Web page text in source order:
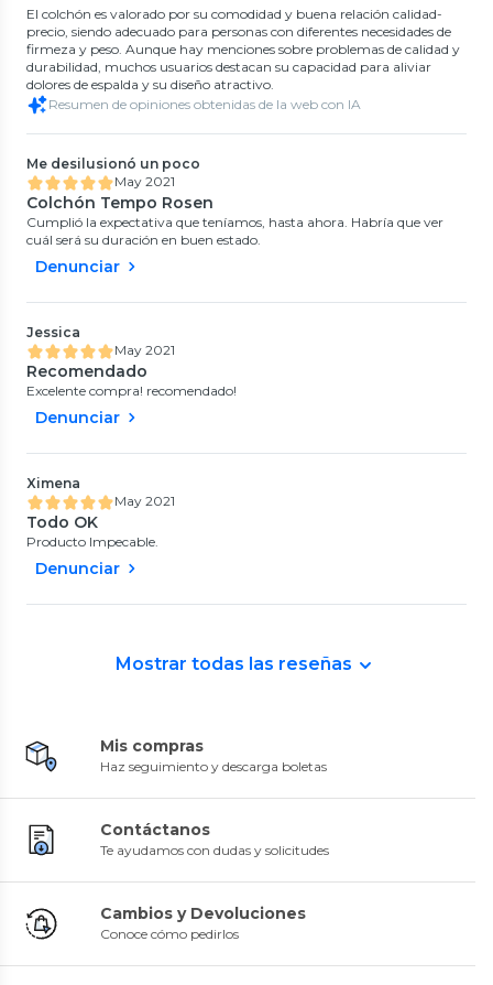
El colchón es valorado por su comodidad y buena relación calidad-
precio, siendo adecuado para personas con diferentes necesidades de
firmeza y peso. Aunque hay menciones sobre problemas de calidad y
durabilidad, muchos usuarios destacan su capacidad para aliviar
dolores de espalda y su diseño atractivo.
Resumen de opiniones obtenidas de la web con IA
Me desilusionó un poco
May 2021
Colchón Tempo Rosen
Cumplió la expectativa que teníamos, hasta ahora. Habría que ver
cuál será su duración en buen estado.
Denunciar
Jessica
May 2021
Recomendado
Excelente compra! recomendado!
Denunciar
Ximena
May 2021
Todo OK
Producto Impecable.
Denunciar
Mostrar todas las reseñas
Mis compras
Haz seguimiento y descarga boletas
Contáctanos
Te ayudamos con dudas y solicitudes
Cambios y Devoluciones
Conoce cómo pedirlos